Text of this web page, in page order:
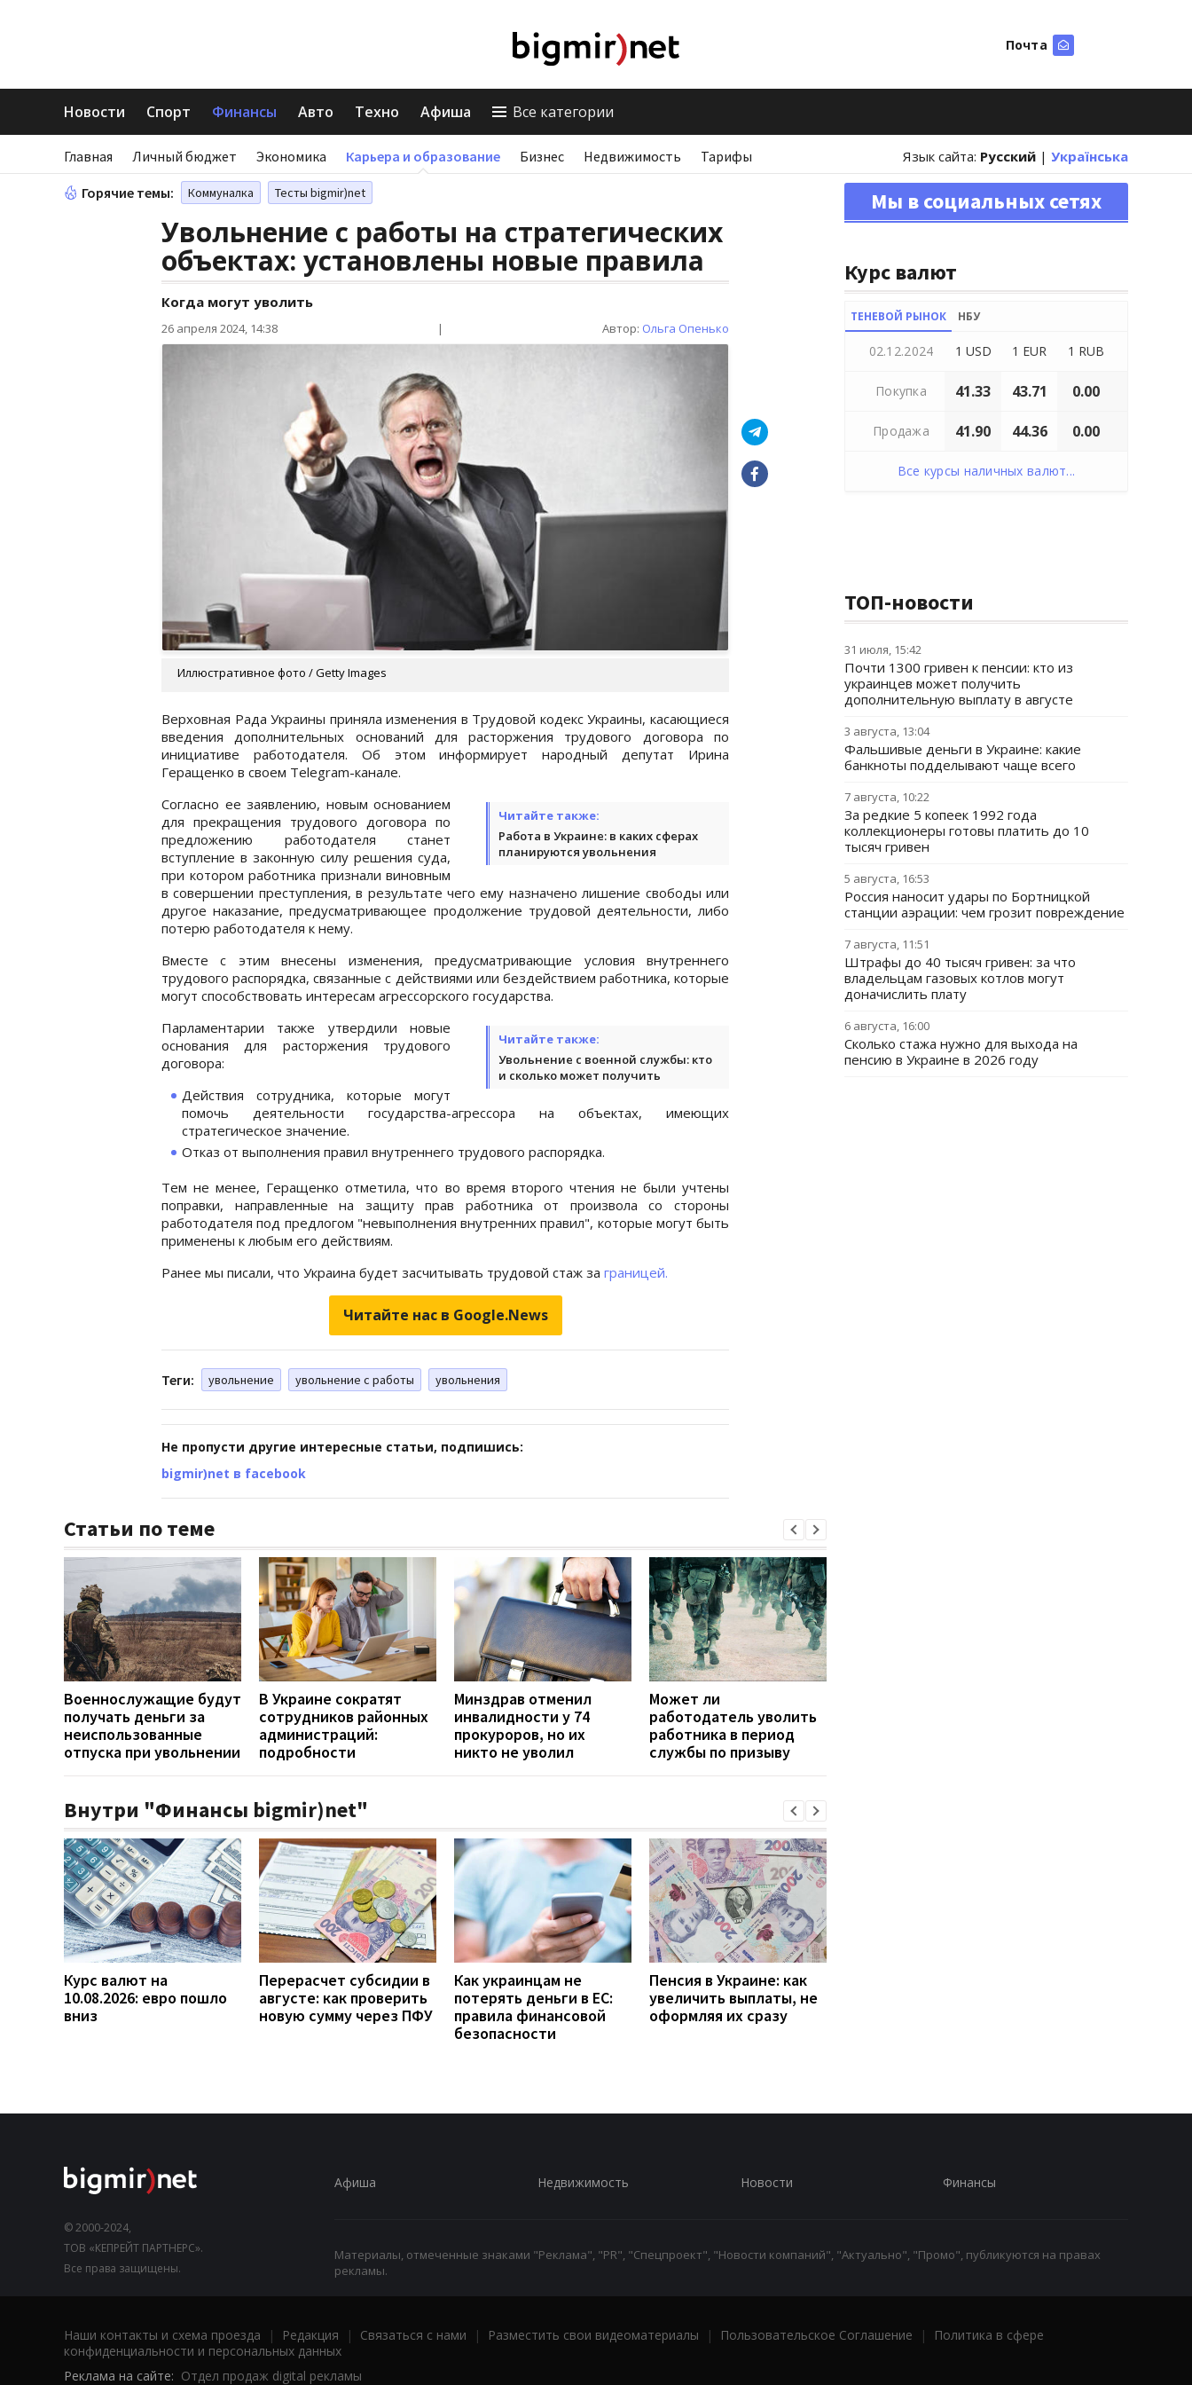
Почта
Новости Спорт Финансы Авто Техно Афиша Все категории
Главная Личный бюджет Экономика Карьера и образование Бизнес Недвижимость Тарифы Язык сайта: Русский | Українська
Горячие темы: Коммуналка Тесты bigmir)net
Увольнение с работы на стратегических
объектах: установлены новые правила
Когда могут уволить
26 апреля 2024, 14:38 | Автор: Ольга Опенько
Иллюстративное фото / Getty Images
Верховная Рада Украины приняла изменения в Трудовой кодекс Украины, касающиеся
введения дополнительных оснований для расторжения трудового договора по
инициативе работодателя. Об этом информирует народный депутат Ирина
Геращенко в своем Telegram-канале.
Читайте также:
Работа в Украине: в каких сферах
планируются увольнения
Согласно ее заявлению, новым основанием
для прекращения трудового договора по
предложению работодателя станет
вступление в законную силу решения суда,
при котором работника признали виновным
в совершении преступления, в результате чего ему назначено лишение свободы или
другое наказание, предусматривающее продолжение трудовой деятельности, либо
потерю работодателя к нему.
Вместе с этим внесены изменения, предусматривающие условия внутреннего
трудового распорядка, связанные с действиями или бездействием работника, которые
могут способствовать интересам агрессорского государства.
Читайте также:
Увольнение с военной службы: кто
и сколько может получить
Парламентарии также утвердили новые
основания для расторжения трудового
договора:
Действия сотрудника, которые могут
помочь деятельности государства-агрессора на объектах, имеющих
стратегическое значение.
Отказ от выполнения правил внутреннего трудового распорядка.
Тем не менее, Геращенко отметила, что во время второго чтения не были учтены
поправки, направленные на защиту прав работника от произвола со стороны
работодателя под предлогом "невыполнения внутренних правил", которые могут быть
применены к любым его действиям.
Ранее мы писали, что Украина будет засчитывать трудовой стаж за границей.
Читайте нас в Google.News
Теги: увольнение увольнение с работы увольнения
Не пропусти другие интересные статьи, подпишись:
bigmir)net в facebook
Статьи по теме
Военнослужащие будут
получать деньги за
неиспользованные
отпуска при увольнении
В Украине сократят
сотрудников районных
администраций:
подробности
Минздрав отменил
инвалидности у 74
прокуроров, но их
никто не уволил
Может ли
работодатель уволить
работника в период
службы по призыву
Внутри "Финансы bigmir)net"
Курс валют на
10.08.2026: евро пошло
вниз
Перерасчет субсидии в
августе: как проверить
новую сумму через ПФУ
Как украинцам не
потерять деньги в ЕС:
правила финансовой
безопасности
Пенсия в Украине: как
увеличить выплаты, не
оформляя их сразу
Мы в социальных сетях
Курс валют
ТЕНЕВОЙ РЫНОК НБУ
02.12.2024 1 USD 1 EUR 1 RUB
Покупка 41.33 43.71 0.00
Продажа 41.90 44.36 0.00
Все курсы наличных валют...
ТОП-новости
31 июля, 15:42
Почти 1300 гривен к пенсии: кто из
украинцев может получить
дополнительную выплату в августе
3 августа, 13:04
Фальшивые деньги в Украине: какие
банкноты подделывают чаще всего
7 августа, 10:22
За редкие 5 копеек 1992 года
коллекционеры готовы платить до 10
тысяч гривен
5 августа, 16:53
Россия наносит удары по Бортницкой
станции аэрации: чем грозит повреждение
7 августа, 11:51
Штрафы до 40 тысяч гривен: за что
владельцам газовых котлов могут
доначислить плату
6 августа, 16:00
Сколько стажа нужно для выхода на
пенсию в Украине в 2026 году
© 2000-2024,
ТОВ «КЕПРЕЙТ ПАРТНЕРС».
Все права защищены.
Афиша Недвижимость Новости Финансы
Материалы, отмеченные знаками "Реклама", "PR", "Спецпроект", "Новости компаний", "Актуально", "Промо", публикуются на правах
рекламы.
Наши контакты и схема проезда | Редакция | Связаться с нами | Разместить свои видеоматериалы | Пользовательское Соглашение |
Политика в сфере
конфиденциальности и персональных данных
Реклама на сайте: Отдел продаж digital рекламы